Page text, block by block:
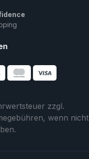
zzgl.
wenn nicht